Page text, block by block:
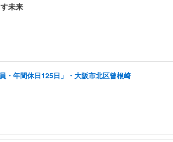
未来
・年間休日125日」・大阪市北区曾根崎